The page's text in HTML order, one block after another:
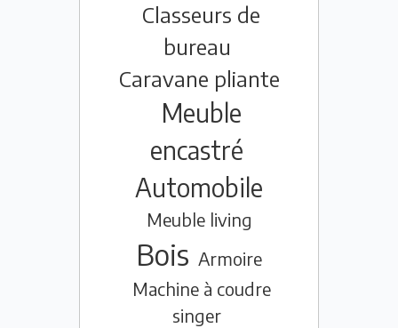
Classeurs de
bureau
Caravane pliante
Meuble
encastré
Automobile
Meuble living
Bois Armoire
Machine à coudre
singer